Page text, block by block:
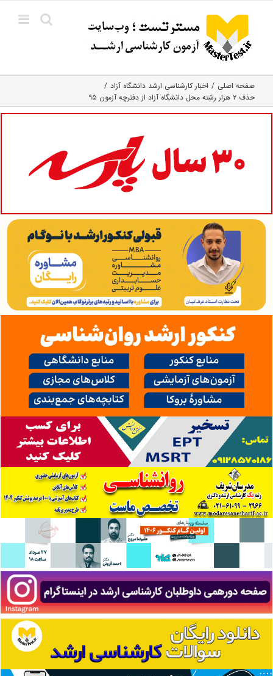
content
صفحه اصلی
اخبار کارشناسی ارشد دانشگاه آزاد
حذف ۲ هزار رشته محل دانشگاه آزاد از دفترچه آزمون ۹۵